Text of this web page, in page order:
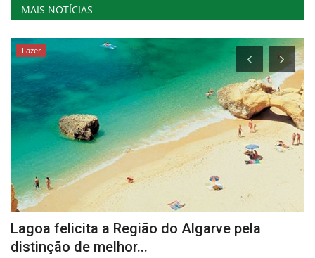
MAIS NOTÍCIAS
Lazer
Lagoa felicita a Região do Algarve pela
distinção de melhor...